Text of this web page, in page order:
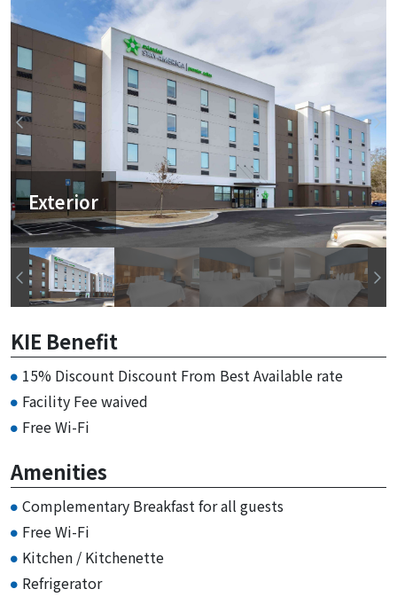
Exterior
KIE Benefit
15% Discount Discount From Best Available rate
Facility Fee waived
Free Wi-Fi
Amenities
Complementary Breakfast for all guests
Free Wi-Fi
Kitchen / Kitchenette
Refrigerator